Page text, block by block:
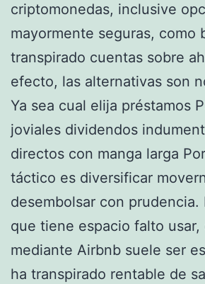
criptomonedas, inclusive
mayormente seguras, como
transpirado cuentas sobre
efecto, las alternativas son
Ya sea cual elija préstamos
joviales dividendos
directos con manga larga
táctico es diversificar
desembolsar con prudencia.
que tiene espacio falto usar,
mediante Airbnb suele ser
ha transpirado rentable de